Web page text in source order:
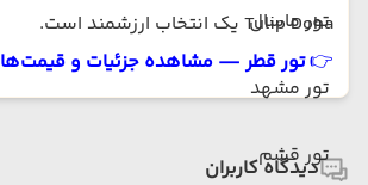
تور ماسال
تور مشهد
تور قشم
Tulip Doha یک انتخاب ارزشمند است.
👉تور قطر — مشاهده جزئیات و قیمت‌ها
دیدگاه کاربران